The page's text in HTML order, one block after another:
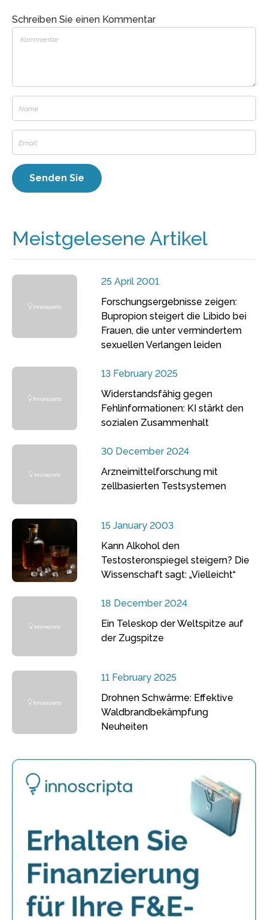
Schreiben Sie einen Kommentar
Meistgelesene Artikel
25 April 2001
Forschungsergebnisse zeigen:
Bupropion steigert die Libido bei
Frauen, die unter vermindertem
sexuellen Verlangen leiden
13 February 2025
Widerstandsfähig gegen
Fehlinformationen: KI stärkt den
sozialen Zusammenhalt
30 December 2024
Arzneimittelforschung mit
zellbasierten Testsystemen
15 January 2003
Kann Alkohol den
Testosteronspiegel steigern? Die
Wissenschaft sagt: „Vielleicht“
18 December 2024
Ein Teleskop der Weltspitze auf
der Zugspitze
11 February 2025
Drohnen Schwärme: Effektive
Waldbrandbekämpfung
Neuheiten